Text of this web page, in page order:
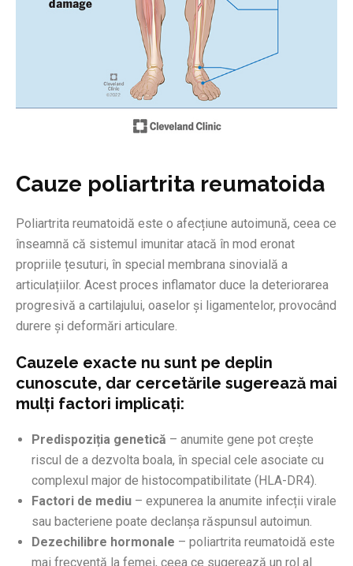
Cauze poliartrita reumatoida
Poliartrita reumatoidă este o afecțiune autoimună, ceea ce
înseamnă că sistemul imunitar atacă în mod eronat
propriile țesuturi, în special membrana sinovială a
articulațiilor. Acest proces inflamator duce la deteriorarea
progresivă a cartilajului, oaselor și ligamentelor, provocând
durere și deformări articulare.
Cauzele exacte nu sunt pe deplin
cunoscute, dar cercetările sugerează mai
mulți factori implicați:
Predispoziția genetică – anumite gene pot crește
riscul de a dezvolta boala, în special cele asociate cu
complexul major de histocompatibilitate (HLA-DR4).
Factori de mediu – expunerea la anumite infecții virale
sau bacteriene poate declanșa răspunsul autoimun.
Dezechilibre hormonale – poliartrita reumatoidă este
mai frecventă la femei, ceea ce sugerează un rol al